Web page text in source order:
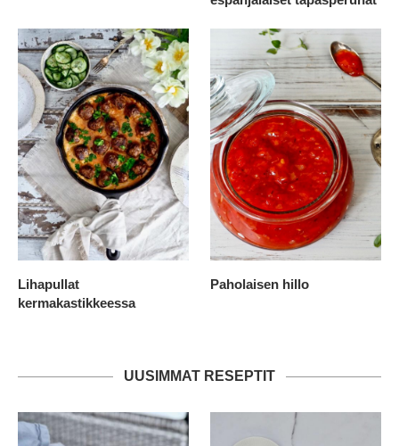
Lihapullat
kermakastikkeessa
Paholaisen hillo
UUSIMMAT RESEPTIT